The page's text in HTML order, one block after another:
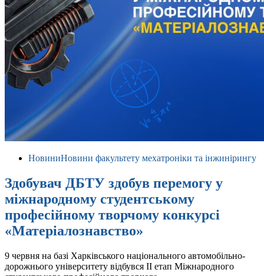
НовиниНовини факультету мехатроніки та інжинірингу
Здобувач ДБТУ здобув перемогу у
міжнародному студентському
професійному творчому конкурсі
«Матеріалознавство»
9 червня на базі Харківського національного автомобільно-
дорожнього університету відбувся II етап Міжнародного